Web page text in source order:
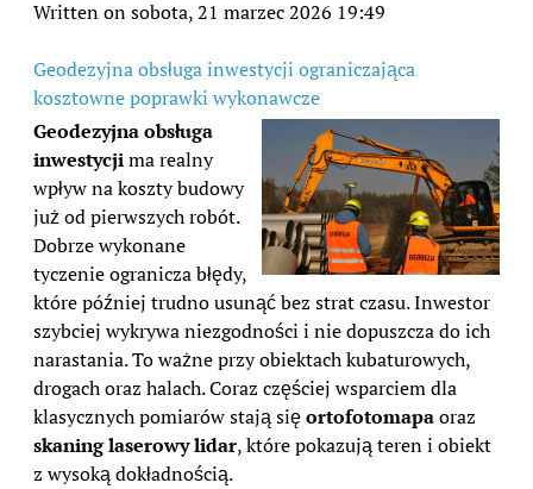
Written on sobota, 21 marzec 2026 19:49
Geodezyjna obsługa inwestycji ograniczająca
kosztowne poprawki wykonawcze
Geodezyjna obsługa
inwestycjima realny
wpływ na koszty budowy
już od pierwszych robót.
Dobrze wykonane
tyczenie ogranicza błędy,
które później trudno usunąć bez strat czasu. Inwestor
szybciej wykrywa niezgodności i nie dopuszcza do ich
narastania. To ważne przy obiektach kubaturowych,
drogach oraz halach. Coraz częściej wsparciem dla
klasycznych pomiarów stają sięortofotomapaoraz
skaning laserowy lidar, które pokazują teren i obiekt
z wysoką dokładnością.